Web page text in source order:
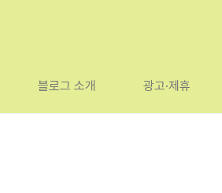
블로그 소개 광고·제휴